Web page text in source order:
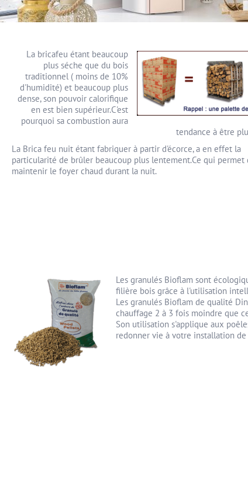
La bricafeu étant beaucoup
plus séche que du bois
traditionnel ( moins de 10%
d'humidité) et beaucoup plus
dense, son pouvoir calorifique
en est bien supérieur.C'est
pourquoi sa combustion aura
tendance à être
La Brica feu nuit étant fabriquer à partir d'écorce, a en effet la
particularité de brûler beaucoup plus lentement.Ce qui permet
maintenir le foyer chaud durant la nuit.
Les granulés Bioflam sont
filière bois grâce à l'utilisation
Les granulés Bioflam de qualité
chauffage 2 à 3 fois moindre que
Son utilisation s'applique aux
redonner vie à votre installation